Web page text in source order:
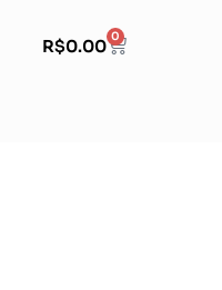
R$0.00 0